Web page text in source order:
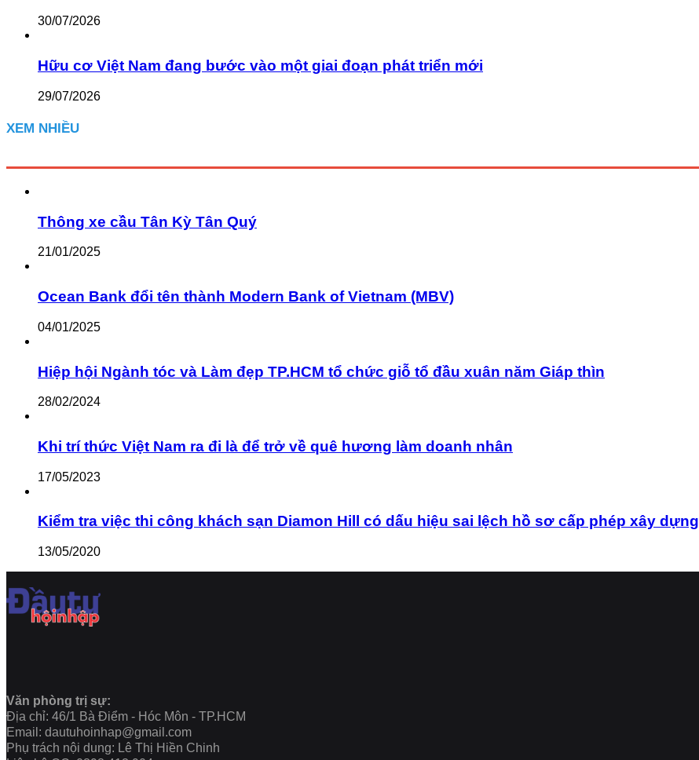
30/07/2026
Hữu cơ Việt Nam đang bước vào một giai đoạn phát triển mới
29/07/2026
XEM NHIỀU
Thông xe cầu Tân Kỳ Tân Quý
21/01/2025
Ocean Bank đổi tên thành Modern Bank of Vietnam (MBV)
04/01/2025
Hiệp hội Ngành tóc và Làm đẹp TP.HCM tổ chức giỗ tổ đầu xuân năm Giáp thìn
28/02/2024
Khi trí thức Việt Nam ra đi là để trở về quê hương làm doanh nhân
17/05/2023
Kiểm tra việc thi công khách sạn Diamon Hill có dấu hiệu sai lệch hồ sơ cấp phép xây dựng
13/05/2020
Văn phòng trị sự:
Địa chỉ: 46/1 Bà Điểm - Hóc Môn - TP.HCM
Email: dautuhoinhap@gmail.com
Phụ trách nội dung: Lê Thị Hiền Chinh